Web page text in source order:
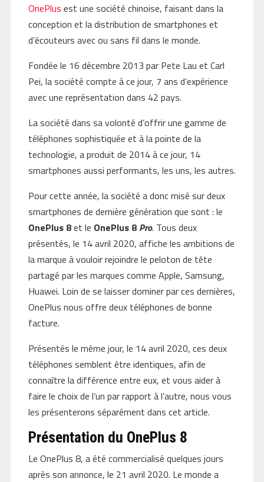
OnePlus est une société chinoise, faisant dans la
conception et la distribution de smartphones et
d’écouteurs avec ou sans fil dans le monde.
Fondée le 16 décembre 2013 par Pete Lau et Carl
Pei, la société compte à ce jour, 7 ans d’expérience
avec une représentation dans 42 pays.
La société dans sa volonté d’offrir une gamme de
téléphones sophistiquée et à la pointe de la
technologie, a produit de 2014 à ce jour, 14
smartphones aussi performants, les uns, les autres.
Pour cette année, la société a donc misé sur deux
smartphones de dernière génération que sont : le
OnePlus 8et le OnePlus 8 Pro. Tous deux
présentés, le 14 avril 2020, affiche les ambitions de
la marque à vouloir rejoindre le peloton de tête
partagé par les marques comme Apple, Samsung,
Huawei. Loin de se laisser dominer par ces dernières,
OnePlus nous offre deux téléphones de bonne
facture.
Présentés le même jour, le 14 avril 2020, ces deux
téléphones semblent être identiques, afin de
connaître la différence entre eux, et vous aider à
faire le choix de l’un par rapport à l’autre, nous vous
les présenterons séparément dans cet article.
Présentation du OnePlus 8
Le OnePlus 8, a été commercialisé quelques jours
après son annonce, le 21 avril 2020. Le monde a